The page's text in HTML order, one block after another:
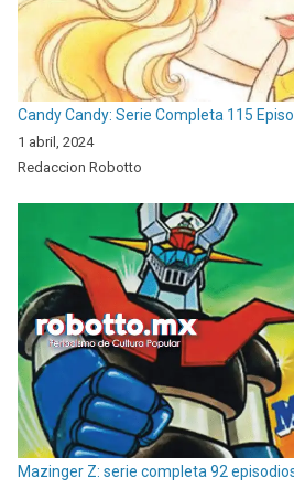
Candy Candy: Serie Completa 115
1 abril, 2024
Redaccion Robotto
Mazinger Z: serie completa 92